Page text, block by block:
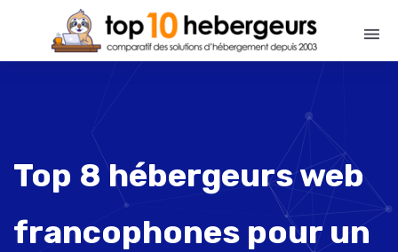
Top 8 hébergeurs web
francophones pour un